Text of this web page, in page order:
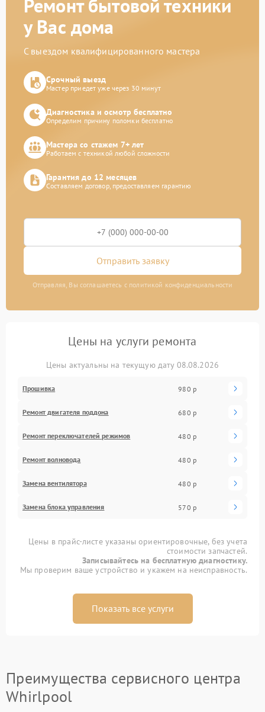
Ремонт бытовой техники
у Вас дома
С выездом квалифицированного мастера
Срочный выезд
Мастер приедет уже через 30 минут
Диагностика и осмотр бесплатно
Определим причину поломки бесплатно
Мастера со стажем 7+ лет
Работаем с техникой любой сложности
Гарантия до 12 месяцев
Составляем договор, предоставляем гарантию
Отправить заявку
Отправляя, Вы соглашаетесь с политикой конфиденциальности
Цены на услуги ремонта
Цены актуальны на текущую дату 08.08.2026
Прошивка 980 р
Ремонт двигателя поддона 680 р
Ремонт переключателей режимов 480 р
Ремонт волновода 480 р
Замена вентилятора 480 р
Замена блока управления 570 р
Цены в прайс-листе указаны ориентировочные, без учета
стоимости запчастей.
Записывайтесь на бесплатную диагностику.
Мы проверим ваше устройство и укажем на неисправность.
Показать все услуги
Преимущества сервисного центра
Whirlpool